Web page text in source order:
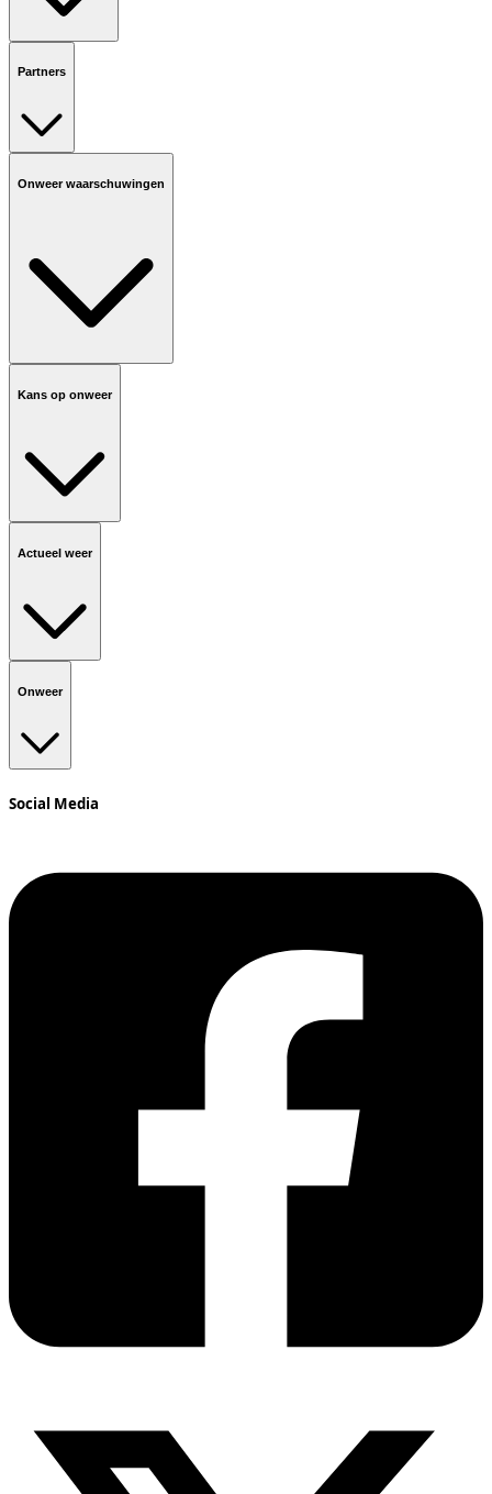
Partners
Onweer waarschuwingen
Kans op onweer
Actueel weer
Onweer
Social Media